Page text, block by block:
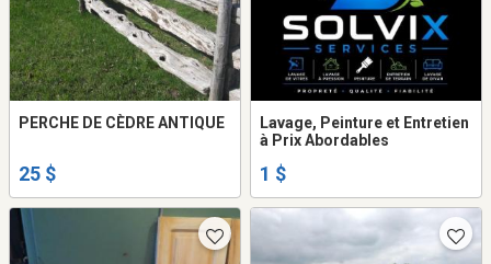
PERCHE DE CÈDRE ANTIQUE
25 $
Lavage, Peinture et Entretien
à Prix Abordables
1 $